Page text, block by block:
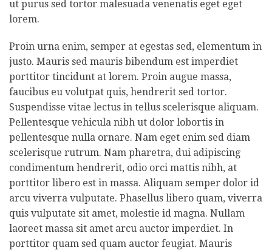
ut purus sed tortor malesuada venenatis eget eget
lorem.
Proin urna enim, semper at egestas sed, elementum in
justo. Mauris sed mauris bibendum est imperdiet
porttitor tincidunt at lorem. Proin augue massa,
faucibus eu volutpat quis, hendrerit sed tortor.
Suspendisse vitae lectus in tellus scelerisque aliquam.
Pellentesque vehicula nibh ut dolor lobortis in
pellentesque nulla ornare. Nam eget enim sed diam
scelerisque rutrum. Nam pharetra, dui adipiscing
condimentum hendrerit, odio orci mattis nibh, at
porttitor libero est in massa. Aliquam semper dolor id
arcu viverra vulputate. Phasellus libero quam, viverra
quis vulputate sit amet, molestie id magna. Nullam
laoreet massa sit amet arcu auctor imperdiet. In
porttitor quam sed quam auctor feugiat. Mauris